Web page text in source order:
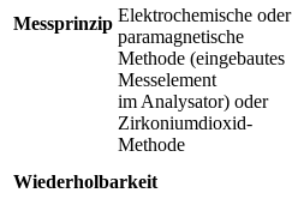
Messprinzip Elektrochemische oder
paramagnetische
Methode (eingebautes
Messelement
im Analysator) oder
Zirkoniumdioxid-
Methode
Wiederholbarkeit